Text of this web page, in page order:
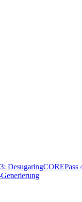
DesugaringCOREPass